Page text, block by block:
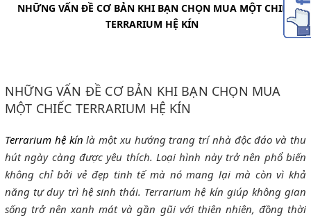
NHỮNG VẤN ĐỀ CƠ BẢN KHI BẠN CHỌN MUA MỘT CHIẾC
TERRARIUM HỆ KÍN
NHỮNG VẤN ĐỀ CƠ BẢN KHI BẠN CHỌN MUA
MỘT CHIẾC TERRARIUM HỆ KÍN
Terrarium hệ kín là một xu hướng trang trí nhà độc đáo và thu
hút ngày càng được yêu thích. Loại hình này trở nên phổ biến
không chỉ bởi vẻ đẹp tinh tế mà nó mang lại mà còn vì khả
năng tự duy trì hệ sinh thái. Terrarium hệ kín giúp không gian
sống trở nên xanh mát và gần gũi với thiên nhiên, đồng thời